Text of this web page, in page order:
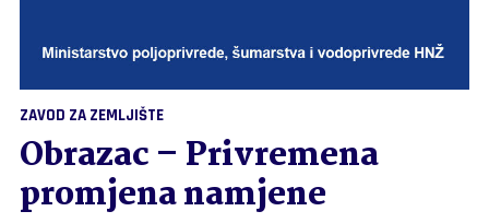
ZAVOD ZA ZEMLJIŠTE
Obrazac – Privremena
promjena namjene